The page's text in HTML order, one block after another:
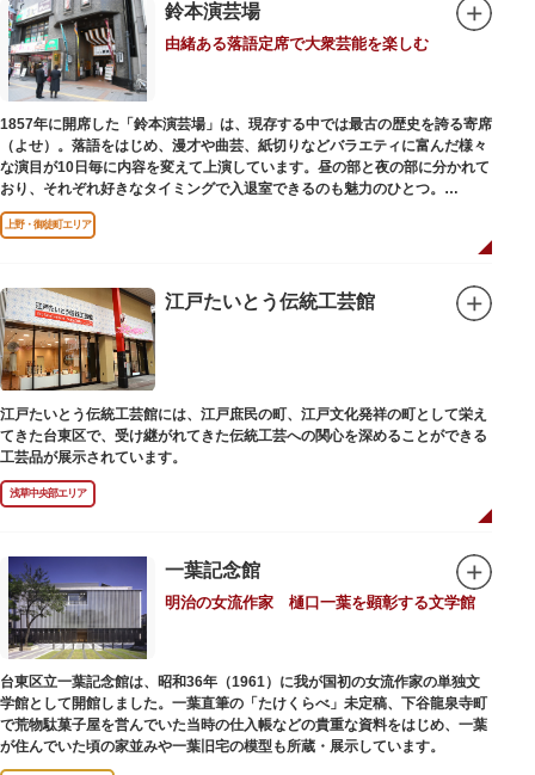
鈴本演芸場
由緒ある落語定席で大衆芸能を楽しむ
1857年に開席した「鈴本演芸場」は、現存する中では最古の歴史を誇る寄席
（よせ）。落語をはじめ、漫才や曲芸、紙切りなどバラエティに富んだ様々
な演目が10日毎に内容を変えて上演しています。昼の部と夜の部に分かれて
おり、それぞれ好きなタイミングで入退室できるのも魅力のひとつ。
上演中は飲食も可能です。おすすめは売店で購入できる、お箸で切れるやわ
らかさで有名な「上野 井泉本店」のかつサンド。お弁当やお菓子を食べたり
上野・御徒町エリア
江戸たいとう伝統工芸館
江戸たいとう伝統工芸館には、江戸庶民の町、江戸文化発祥の町として栄え
てきた台東区で、受け継がれてきた伝統工芸への関心を深めることができる
工芸品が展示されています。
浅草中央部エリア
一葉記念館
明治の女流作家 樋口一葉を顕彰する文学館
台東区立一葉記念館は、昭和36年（1961）に我が国初の女流作家の単独文
学館として開館しました。一葉直筆の「たけくらべ」未定稿、下谷龍泉寺町
で荒物駄菓子屋を営んでいた当時の仕入帳などの貴重な資料をはじめ、一葉
が住んでいた頃の家並みや一葉旧宅の模型も所蔵・展示しています。